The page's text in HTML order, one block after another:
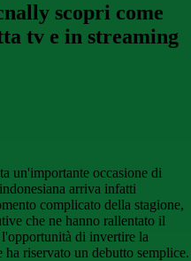
scopri come
tv e in streaming
un'importante occasione di
arriva infatti
complicato della stagione,
che ne hanno rallentato il
di invertire la
riservato un debutto semplice.